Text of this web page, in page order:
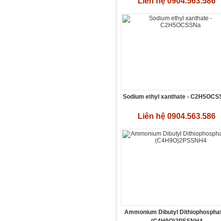
Sodium ethyl xanthate -
Liên hệ 0904.563.586
Ammonium Dibutyl